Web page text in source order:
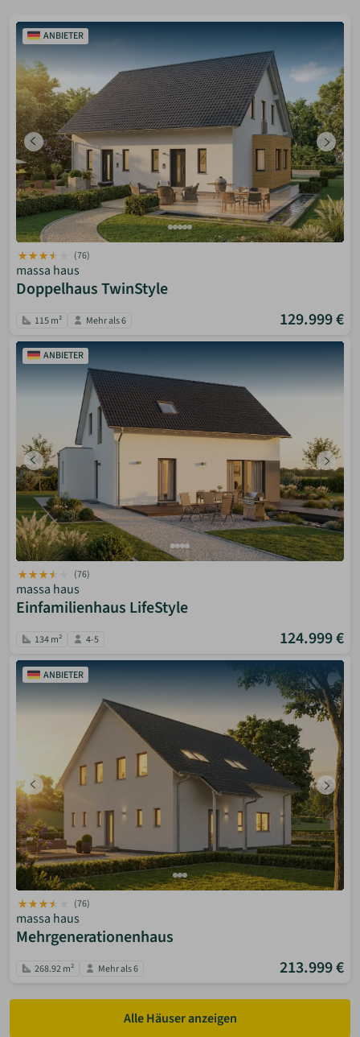
ANBIETER
(76)
massa haus
Doppelhaus TwinStyle
115 m² Mehr als 6 129.999 €
ANBIETER
(76)
massa haus
Einfamilienhaus LifeStyle
134 m² 4-5 124.999 €
ANBIETER
(76)
massa haus
Mehrgenerationenhaus
268.92 m² Mehr als 6 213.999 €
Alle Häuser anzeigen